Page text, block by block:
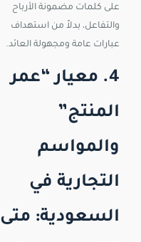
على كلمات مضمونة الأرباح
والتفاعل، بدلاً من استهداف
عبارات عامة ومجهولة العائد.
4. معيار “عمر
المنتج”
والمواسم
التجارية في
السعودية: متى